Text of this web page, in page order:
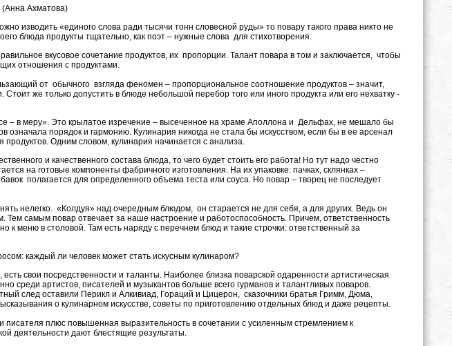
изводить «единого слова ради тысячи тонн словесной руды» то повару такого права никто не
блюда продукты тщательно, как поэт – нужные слова для стихотворения.
вкусовое сочетание продуктов, их пропорции. Талант повара в том и заключается, чтобы
отношения с продуктами.
от обычного взгляда феномен – пропорциональное соотношение продуктов – значит,
же только допустить в блюде небольшой перебор того или иного продукта или его нехватку -
– в меру». Это крылатое изречение – высеченное на храме Аполлона и Дельфах, не мешало бы
означала порядок и гармонию. Кулинария никогда не стала бы искусством, если бы в ее арсенал
Одним словом, кулинария начинается с анализа.
и качественного состава блюда, то чего будет стоить его работа! Но тут надо честно
на готовые компоненты фабричного изготовления. На их упаковке: пачках, склянках –
полагается для определенного объема теста или соуса. Но повар – творец не последует
нелегко. «Колдуя» над очередным блюдом, он старается не для себя, а для других. Ведь он
Тем самым повар отвечает за наше настроение и работоспособность. Причем, ответственность
к меню в столовой. Там есть наряду с перечнем блюд и такие строчки: ответственный за
каждый ли человек может стать искусным кулинаром?
свои посредственности и таланты. Наиболее близка поварской одаренности артистическая
среди артистов, писателей и музыкантов больше всего гурманов и талантливых поваров.
след оставили Перикл и Алкивиад, Гораций и Цицерон, сказочники братья Гримм, Дюма,
о кулинарном искусстве, советы по приготовлению отдельных блюд и даже рецепты.
плюс повышенная выразительность в сочетании с усиленным стремлением к
деятельности дают блестящие результаты.